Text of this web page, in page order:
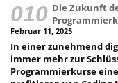
Die Zukunft
Februar 11, 2025
In einer zunehmend
immer mehr zur
Programmierkurse